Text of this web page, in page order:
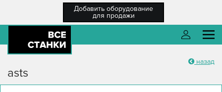
Добавить оборудование
для продажи
О компании
Каталог оборудования
Войти
назад
asts